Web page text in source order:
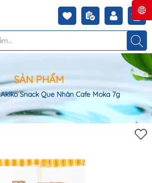
SẢN PHẨM
Akiko Snack Que Nhân Cafe Moka 7g